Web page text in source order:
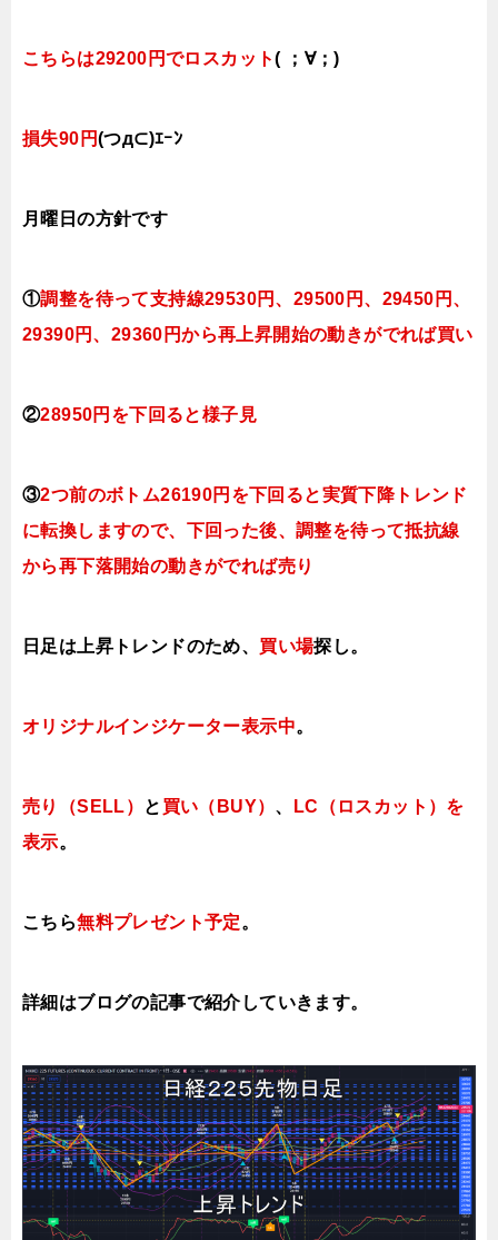
こちらは29200円でロスカット( ；∀；)
損失90円(つд⊂)ｴｰﾝ
月曜日の方針です
①調整を待って支持線29530円、29500円、29450円、
29390円、29360円から再上昇開始の動きがでれば買い
②28950円を下回ると様子見
③2つ前のボトム26190円を下回ると実質下降トレンド
に転換しますので、下回った後、調整を待って抵抗線
から再下落開始の動きがでれば売り
日足は上昇トレンドのため、 買い場探し。
オリジナルインジケーター表示中。
売り（SELL） と 買い（BUY） 、
LC（ロスカット）を
表示。
こちら無料プレゼント予定。
詳細はブログの記事で紹介していき ます。